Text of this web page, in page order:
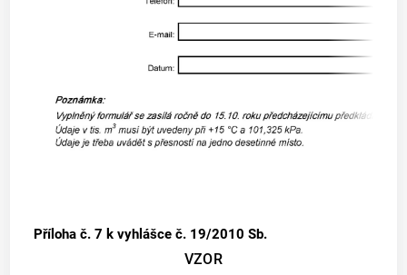
Příloha č. 7 k vyhlášce č. 19/2010 Sb.
VZOR